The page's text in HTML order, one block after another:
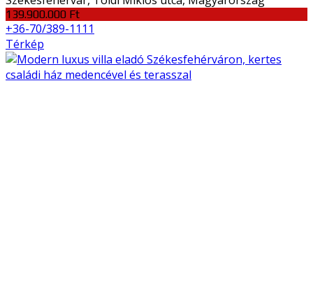
139.900.000 Ft
+36-70/389-1111
Térkép